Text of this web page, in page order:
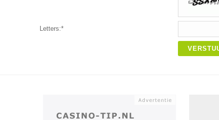
Letters:*